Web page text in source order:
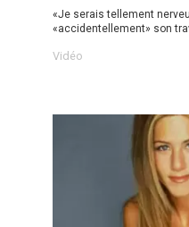
«Je serais tellement
«accidentellement» son
Vidéo